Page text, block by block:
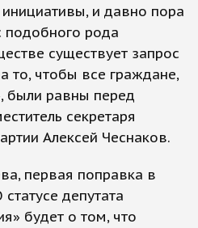
и давно пора
подобного рода
существует запрос
то, чтобы все граждане,
были равны перед
секретаря
Алексей Чеснаков.
первая поправка в
депутата
будет о том, что